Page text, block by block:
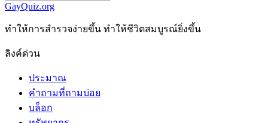
GayQuiz.org
ทําให้การสํารวจง่ายขึ้น ทําให้ชีวิตสมบูรณ์ยิ่งขึ้น
ลิงค์ด่วน
ประมาณ
คำถามที่ถามบ่อย
บล็อก